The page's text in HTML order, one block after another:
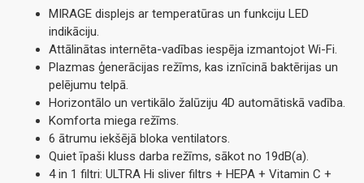
MIRAGE displejs ar temperatūras un funkciju LED
indikāciju.
Attālinātas internēta-vadības iespēja izmantojot Wi-Fi.
Plazmas ģenerācijas režīms, kas iznīcinā baktērijas un
pelējumu telpā.
Horizontālo un vertikālo žalūziju 4D automātiskā vadība.
Komforta miega režīms.
6 ātrumu iekšējā bloka ventilators.
Quiet īpaši kluss darba režīms, sākot no 19dB(a).
4 in 1 filtri: ULTRA Hi sliver filtrs + HEPA + Vitamin C +